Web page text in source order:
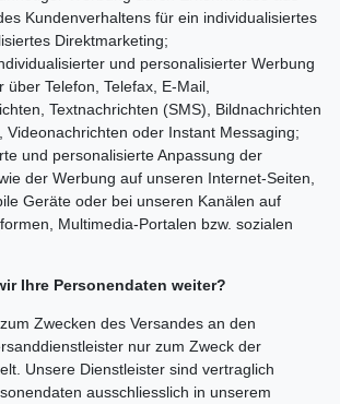
Kundenverhaltens für ein individualisiertes
Direktmarketing;
und personalisierter Werbung
über Telefon, Telefax, E-Mail,
Textnachrichten (SMS), Bildnachrichten
Videonachrichten oder Instant Messaging;
und personalisierte Anpassung der
der Werbung auf unseren Internet-Seiten,
Geräte oder bei unseren Kanälen auf
Multimedia-Portalen bzw. sozialen
Ihre Personendaten weiter?
Zwecken des Versandes an den
nur zum Zweck der
Unsere Dienstleister sind vertraglich
ausschliesslich in unserem